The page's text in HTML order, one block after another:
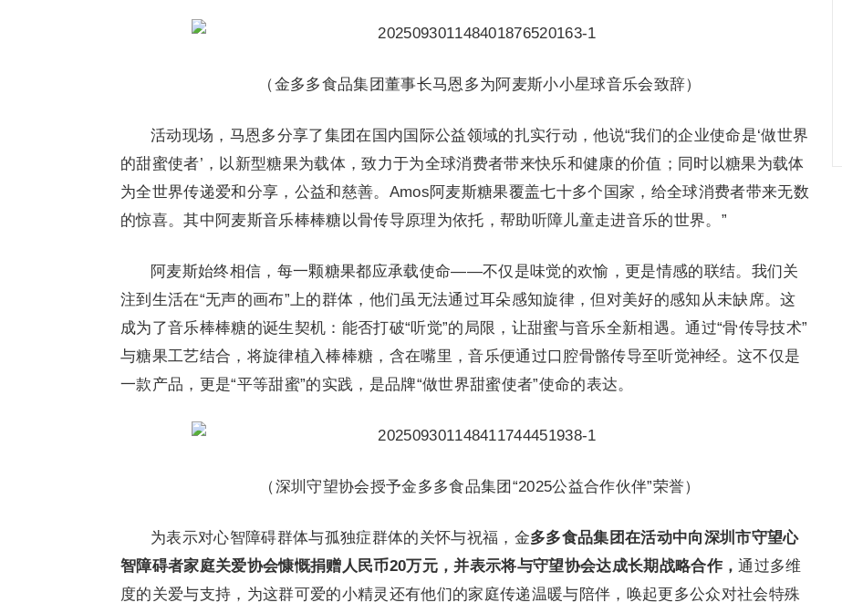
（金多多食品集团董事长马恩多为阿麦斯小小星球音乐会致辞）
活动现场，马恩多分享了集团在国内国际公益领域的扎实行动，他说“我们的企业使命是‘做世界
的甜蜜使者’，以新型糖果为载体，致力于为全球消费者带来快乐和健康的价值；同时以糖果为载体
为全世界传递爱和分享，公益和慈善。Amos阿麦斯糖果覆盖七十多个国家，给全球消费者带来无数
的惊喜。其中阿麦斯音乐棒棒糖以骨传导原理为依托，帮助听障儿童走进音乐的世界。”
阿麦斯始终相信，每一颗糖果都应承载使命——不仅是味觉的欢愉，更是情感的联结。我们关
注到生活在“无声的画布”上的群体，他们虽无法通过耳朵感知旋律，但对美好的感知从未缺席。这
成为了音乐棒棒糖的诞生契机：能否打破“听觉”的局限，让甜蜜与音乐全新相遇。通过“骨传导技术”
与糖果工艺结合，将旋律植入棒棒糖，含在嘴里，音乐便通过口腔骨骼传导至听觉神经。这不仅是
一款产品，更是“平等甜蜜”的实践，是品牌“做世界甜蜜使者”使命的表达。
（深圳守望协会授予金多多食品集团“2025公益合作伙伴”荣誉）
为表示对心智障碍群体与孤独症群体的关怀与祝福，金多多食品集团在活动中向深圳市守望心
智障碍者家庭关爱协会慷慨捐赠人民币20万元，并表示将与守望协会达成长期战略合作，通过多维
度的关爱与支持，为这群可爱的小精灵还有他们的家庭传递温暖与陪伴，唤起更多公众对社会特殊